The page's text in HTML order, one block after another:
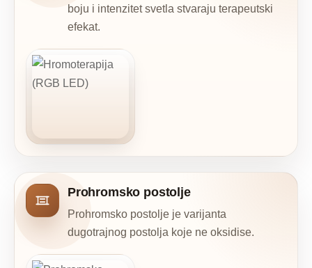
boju i intenzitet svetla stvaraju terapeutski
efekat.
Prohromsko postolje
Prohromsko postolje je varijanta
dugotrajnog postolja koje ne oksidise.